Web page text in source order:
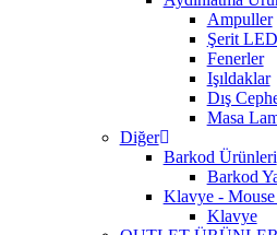
Ampuller
Şerit LED
Fenerler
Işıldaklar
Dış
Masa
Diğer
Barkod Ürünleri
Barkod
Klavye -
Klavye